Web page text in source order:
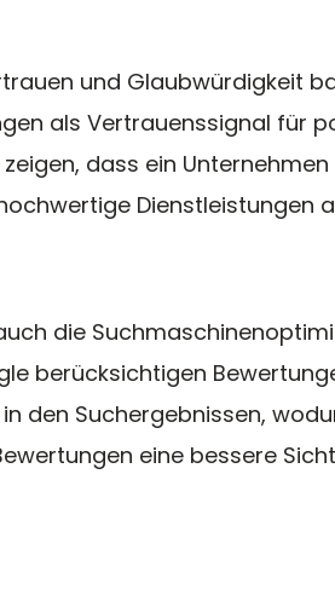
und Glaubwürdigkeit
als Vertrauenssignal für
dass ein Unternehmen
Dienstleistungen
die
berücksichtigen
den Suchergebnissen,
eine bessere